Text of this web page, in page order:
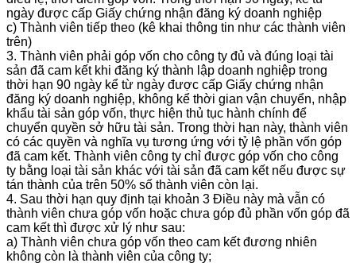
ngày được cấp Giấy chứng nhận đăng ký doanh nghiệp
c) Thành viên tiếp theo (kê khai thông tin như các thành viên
trên)
3. Thành viên phải góp vốn cho công ty đủ và đúng loại tài
sản đã cam kết khi đăng ký thành lập doanh nghiệp trong
thời hạn 90 ngày kể từ ngày được cấp Giấy chứng nhận
đăng ký doanh nghiệp, không kể thời gian vận chuyển, nhập
khẩu tài sản góp vốn, thực hiện thủ tục hành chính để
chuyển quyền sở hữu tài sản. Trong thời hạn này, thành viên
có các quyền và nghĩa vụ tương ứng với tỷ lệ phần vốn góp
đã cam kết. Thành viên công ty chỉ được góp vốn cho công
ty bằng loại tài sản khác với tài sản đã cam kết nếu được sự
tán thành của trên 50% số thành viên còn lại.
4. Sau thời hạn quy định tại khoản 3 Điều này mà vẫn có
thành viên chưa góp vốn hoặc chưa góp đủ phần vốn góp đã
cam kết thì được xử lý như sau:
a) Thành viên chưa góp vốn theo cam kết đương nhiên
không còn là thành viên của công ty;